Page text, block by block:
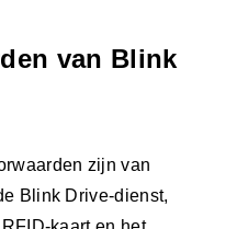
van Blink
zijn van
Blink Drive-dienst,